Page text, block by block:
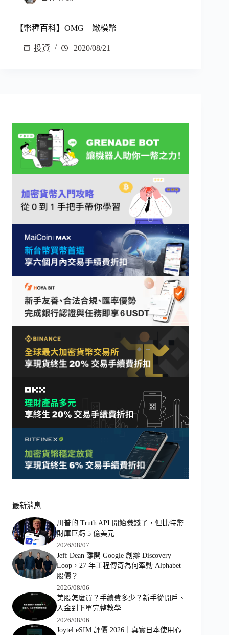
【幣種百科】OMG – 嫩模幣
投資 2020/08/21
最新消息
川普的 Truth API 開始賺錢了，但比特幣
財庫巨虧 5 億美元
2026/08/07
Jeff Dean 離開 Google 創辦 Discovery
Loop，27 年工程傳奇為何牽動 Alphabet
股價？
2026/08/06
美股怎麼買？手續費多少？新手從開戶、
入金到下單完整教學
2026/08/06
Joytel eSIM 評價 2026｜真實日本使用心